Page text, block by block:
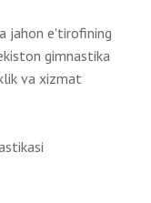
jahon e'tirofining
gimnastika
va xizmat